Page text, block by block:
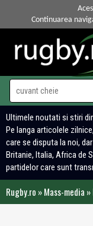
Continuarea
Ultimele noutati si stiri
Pe langa articolele
care se disputa la noi,
Britanie, Italia, Africa de
partidelor care sunt
Rugby.ro »Mass-media »